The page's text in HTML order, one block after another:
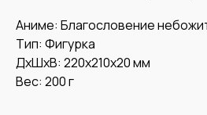
Аниме: Благословение
Тип: Фигурка
ДxШxВ: 220x210x20 мм
Вес: 200 г